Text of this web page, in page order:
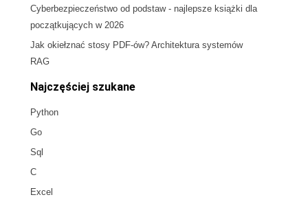
Cyberbezpieczeństwo od podstaw - najlepsze książki dla
początkujących w 2026
Jak okiełznać stosy PDF-ów? Architektura systemów
RAG
Najczęściej szukane
Python
Go
Sql
C
Excel